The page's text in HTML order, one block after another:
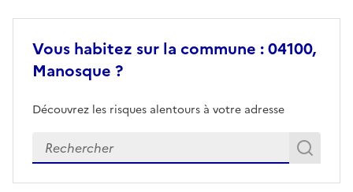
Vous habitez sur la commune : 04100,
Manosque ?
Découvrez les risques alentours à votre adresse
Veuillez renseigner votre adresse exacte